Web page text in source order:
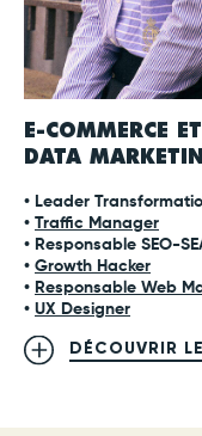
E-COMMERCE ET
DATA
• Leader
• Traffic Manager
• Responsable SEO-
• Growth Hacker
• Responsable Web
• UX Designer
DÉCOUVRIR